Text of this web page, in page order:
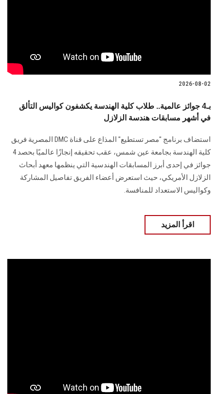
2026-08-02
بـ4 جوائز عالمية.. طلاب كلية الهندسة يكشفون كواليس التألق
في أشهر مسابقات هندسة الزلازل
استضاف برنامج "مصر تستطيع" المذاع على قناة DMC المصرية فريق
كلية الهندسة بجامعة عين شمس، عقب تحقيقه إنجازًا عالميًا بحصد 4
جوائز في إحدى أبرز المسابقات الهندسية التي ينظمها معهد أبحاث
الزلازل الأمريكي، حيث استعرض أعضاء الفريق تفاصيل المشاركة
وكواليس الاستعداد للمنافسة.
اقرأ المزيد